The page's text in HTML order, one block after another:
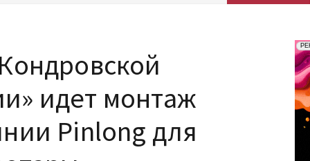
идет монтаж
Pinlong для